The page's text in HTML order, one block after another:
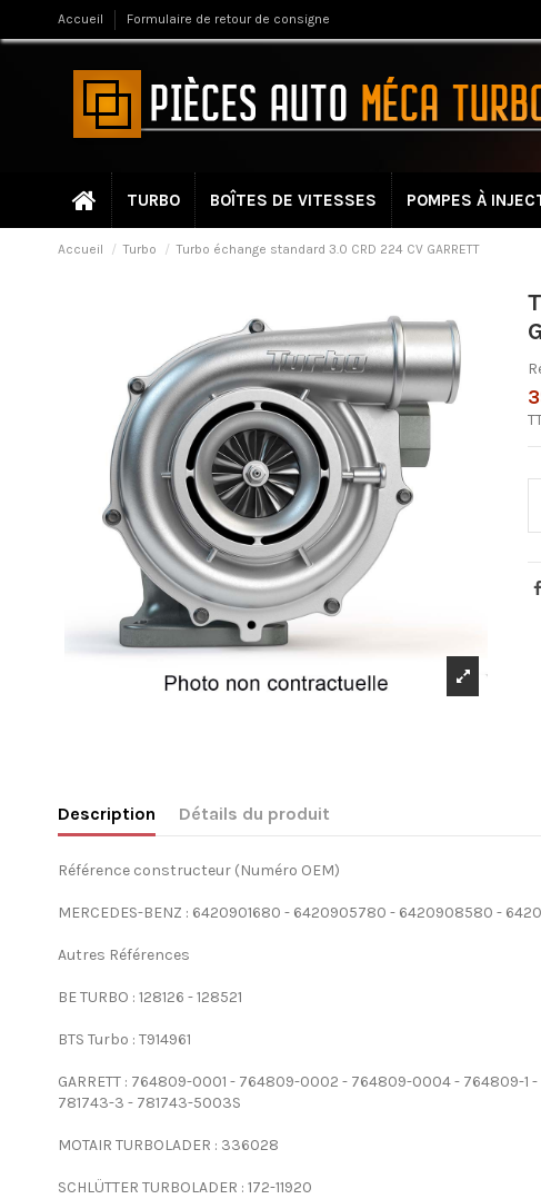
Accueil Formulaire de retour de consigne
TURBO BOÎTES DE VITESSES POMPES À
Accueil Turbo Turbo échange standard 3.0 CRD 224 CV GARRETT
Description Détails du produit
Référence constructeur (Numéro OEM)
MERCEDES-BENZ : 6420901680 - 6420905780 - 6420908580 -
Autres Références
BE TURBO : 128126 - 128521
BTS Turbo : T914961
GARRETT : 764809-0001 - 764809-0002 - 764809-0004 - 764809-1
781743-3 - 781743-5003S
MOTAIR TURBOLADER : 336028
SCHLÜTTER TURBOLADER : 172-11920